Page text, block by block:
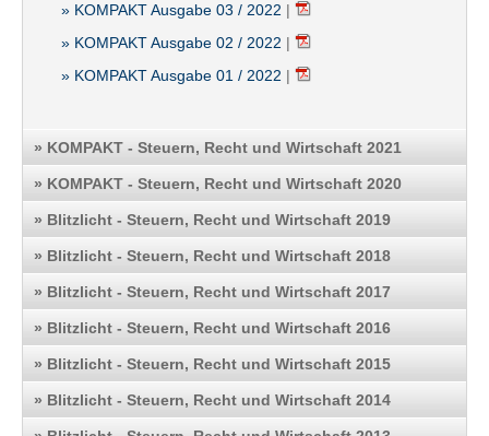
» KOMPAKT Ausgabe 03 / 2022 |
» KOMPAKT Ausgabe 02 / 2022 |
» KOMPAKT Ausgabe 01 / 2022 |
» KOMPAKT - Steuern, Recht und Wirtschaft 2021
» KOMPAKT - Steuern, Recht und Wirtschaft 2020
» Blitzlicht - Steuern, Recht und Wirtschaft 2019
» Blitzlicht - Steuern, Recht und Wirtschaft 2018
» Blitzlicht - Steuern, Recht und Wirtschaft 2017
» Blitzlicht - Steuern, Recht und Wirtschaft 2016
» Blitzlicht - Steuern, Recht und Wirtschaft 2015
» Blitzlicht - Steuern, Recht und Wirtschaft 2014